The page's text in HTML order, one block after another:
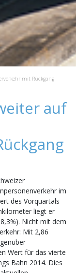
mit Rückgang
auf
im
des Vorquartals
liegt er
Nicht mit dem
Mit 2,86
Wert für das vierte
Bahn 2014. Dies